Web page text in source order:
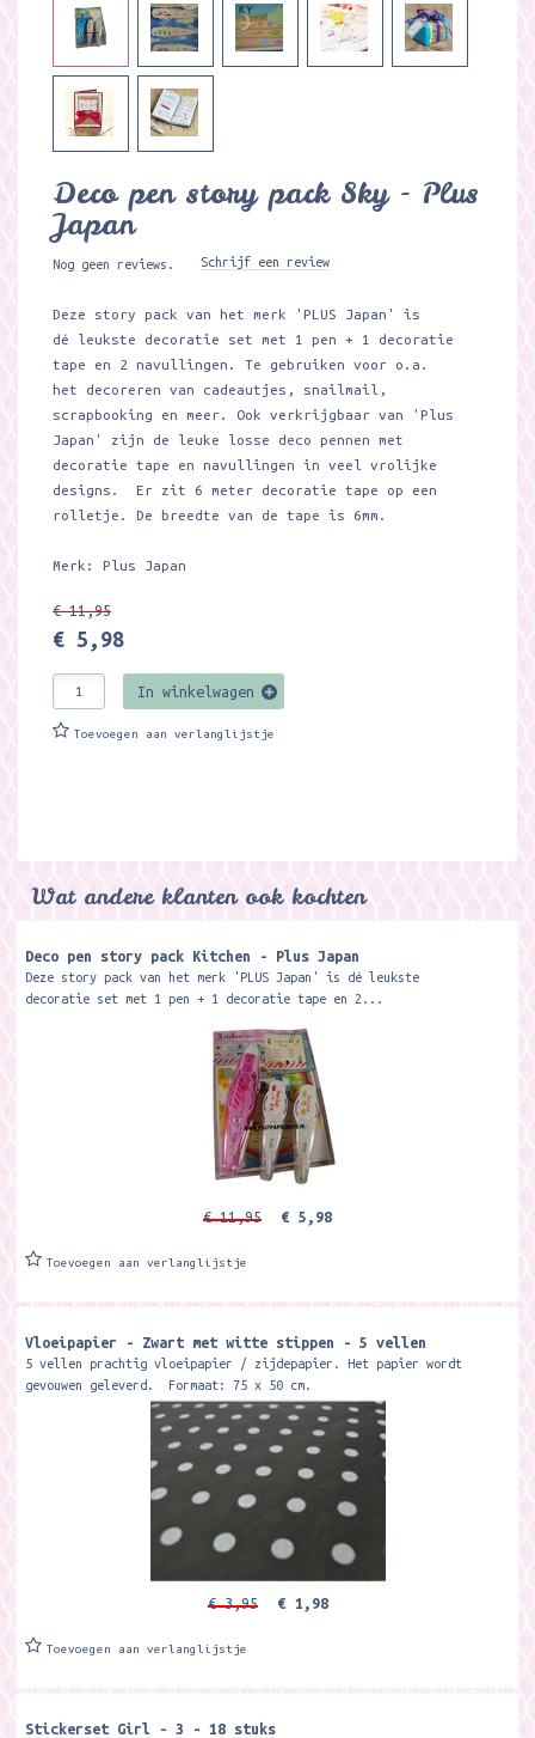
Deco pen story pack Sky - Plus
Japan
Nog geen reviews. Schrijf een review
Deze story pack van het merk 'PLUS Japan' is
dé leukste decoratie set met 1 pen + 1 decoratie
tape en 2 navullingen. Te gebruiken voor o.a.
het decoreren van cadeautjes, snailmail,
scrapbooking en meer. Ook verkrijgbaar van 'Plus
Japan' zijn de leuke losse deco pennen met
decoratie tape en navullingen in veel vrolijke
designs. Er zit 6 meter decoratie tape op een
rolletje. De breedte van de tape is 6mm.
Merk: Plus Japan
€ 11,95
€ 5,98
In winkelwagen
Toevoegen aan verlanglijstje
Wat andere klanten ook kochten
Deco pen story pack Kitchen - Plus Japan
Deze story pack van het merk 'PLUS Japan' is dé leukste
decoratie set met 1 pen + 1 decoratie tape en 2...
€ 11,95 € 5,98
Toevoegen aan verlanglijstje
Vloeipapier - Zwart met witte stippen - 5 vellen
5 vellen prachtig vloeipapier / zijdepapier. Het papier wordt
gevouwen geleverd. Formaat: 75 x 50 cm.
€ 3,95 € 1,98
Toevoegen aan verlanglijstje
Stickerset Girl - 3 - 18 stuks